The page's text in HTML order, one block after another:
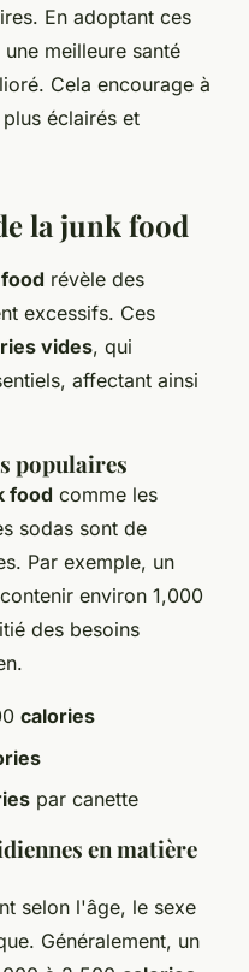
En adoptant ces
meilleure santé
Cela encourage à
éclairés et
la junk food
révèle des
excessifs. Ces
vides, qui
affectant ainsi
populaires
food comme les
sodas sont de
Par exemple, un
environ 1,000
des besoins
calories
par canette
en matière
selon l'âge, le sexe
Généralement, un